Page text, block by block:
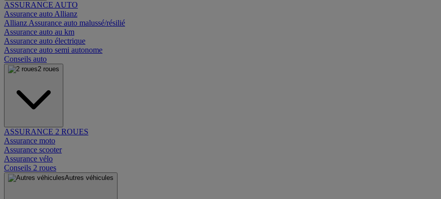
ASSURANCE AUTO
Assurance auto Allianz
Allianz Assurance auto malussé/résilié
Assurance auto au km
Assurance auto électrique
Assurance auto semi autonome
Conseils auto
2 roues
ASSURANCE 2 ROUES
Assurance moto
Assurance scooter
Assurance vélo
Conseils 2 roues
Autres véhicules